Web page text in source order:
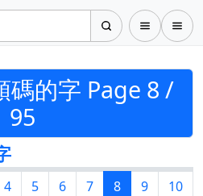
碼的字 Page 8 /
95
4 5 6 7 8 9
10